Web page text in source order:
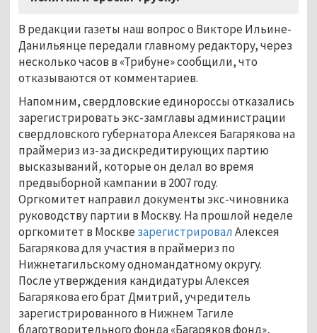
В редакции газеты наш вопрос о Викторе Ильине-
Данильянце передали главному редактору, через
несколько часов в «Трибуне» сообщили, что
отказываются от комментариев.
Напомним, свердловские единороссы отказались
зарегистрировать экс-замглавы администрации
свердловского губернатора Алексея Багарякова на
праймериз из-за дискредитирующих партию
высказываний, которые он делал во время
предвыборной кампании в 2007 году.
Оргкомитет направил документы экс-чиновника
руководству партии в Москву. На прошлой неделе
оргкомитет в Москве зарегистрировалАлексея
Багарякова для участия в праймериз по
Нижнетагильскому одномандатному округу.
После утверждения кандидатуры Алексея
Багарякова его брат Дмитрий, учредитель
зарегистрированного в Нижнем Тагиле
благотворительного фонда «Багаряков фонд»,